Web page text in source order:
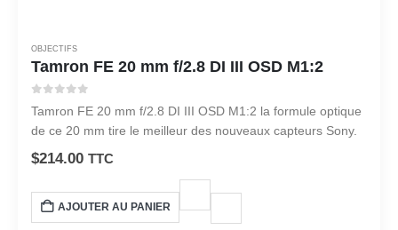
OBJECTIFS
Tamron FE 20 mm f/2.8 DI III OSD M1:2
Tamron FE 20 mm f/2.8 DI III OSD M1:2 la formule optique
de ce 20 mm tire le meilleur des nouveaux capteurs Sony.
$214.00 TTC
AJOUTER AU PANIER